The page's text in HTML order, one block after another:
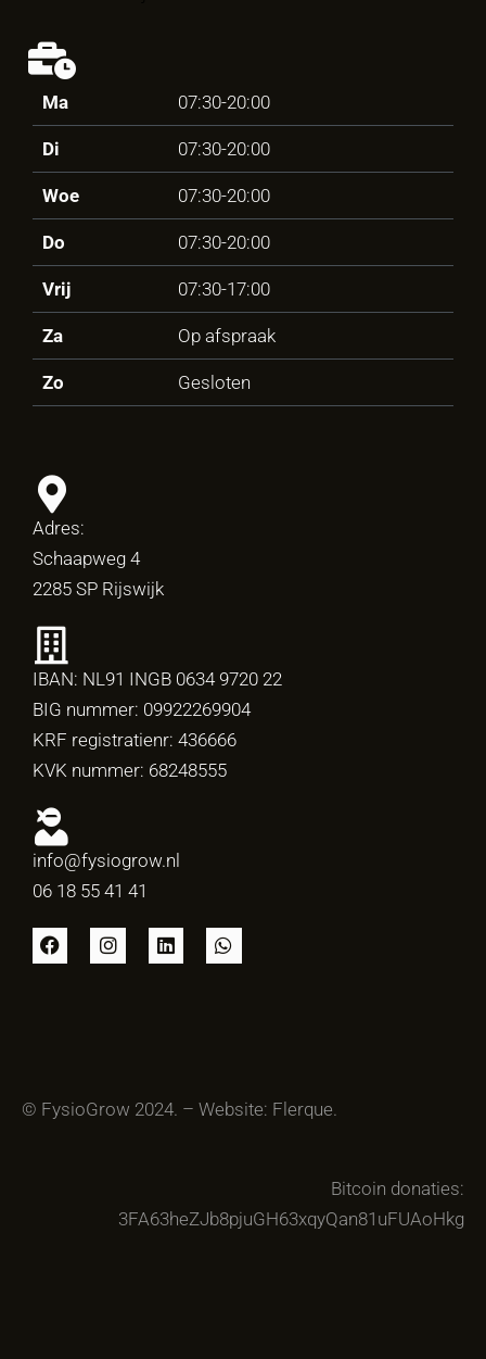
Ma 07:30-20:00
Di 07:30-20:00
Woe 07:30-20:00
Do 07:30-20:00
Vrij 07:30-17:00
Za Op afspraak
Zo Gesloten
Adres:
Schaapweg 4
2285 SP Rijswijk
IBAN: NL91 INGB 0634 9720 22
BIG nummer: 09922269904
KRF registratienr: 436666
KVK nummer: 68248555
info@fysiogrow.nl
06 18 55 41 41
© FysioGrow 2024. – Website: Flerque.
Bitcoin donaties:
3FA63heZJb8pjuGH63xqyQan81uFUAoHkg